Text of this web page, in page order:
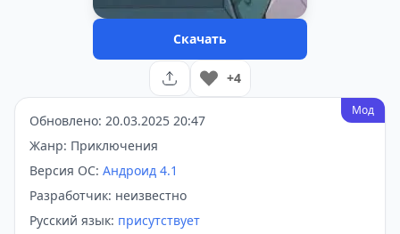
Скачать
+4
Мод
Обновлено: 20.03.2025 20:47
Жанр: Приключения
Версия ОС: Андроид 4.1
Разработчик: неизвестно
Русский язык: присутствует